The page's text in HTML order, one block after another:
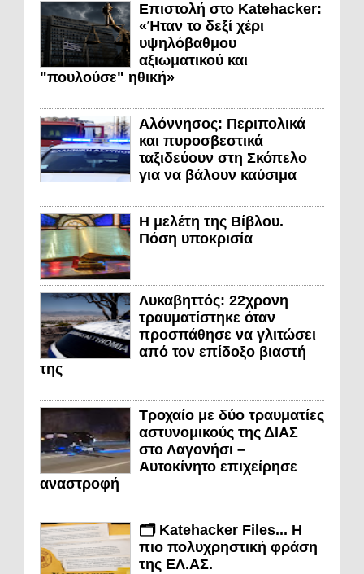
Επιστολή στο Katehacker:
«Ήταν το δεξί χέρι
υψηλόβαθμου
αξιωματικού και
"πουλούσε" ηθική»
Αλόννησος: Περιπολικά
και πυροσβεστικά
ταξιδεύουν στη Σκόπελο
για να βάλουν καύσιμα
Η μελέτη της Βίβλου.
Πόση υποκρισία
Λυκαβηττός: 22χρονη
τραυματίστηκε όταν
προσπάθησε να γλιτώσει
από τον επίδοξο βιαστή
της
Τροχαίο με δύο τραυματίες
αστυνομικούς της ΔΙΑΣ
στο Λαγονήσι –
Αυτοκίνητο επιχείρησε
αναστροφή
🗂️ Katehacker Files... Η
πιο πολυχρηστική φράση
της ΕΛ.ΑΣ.